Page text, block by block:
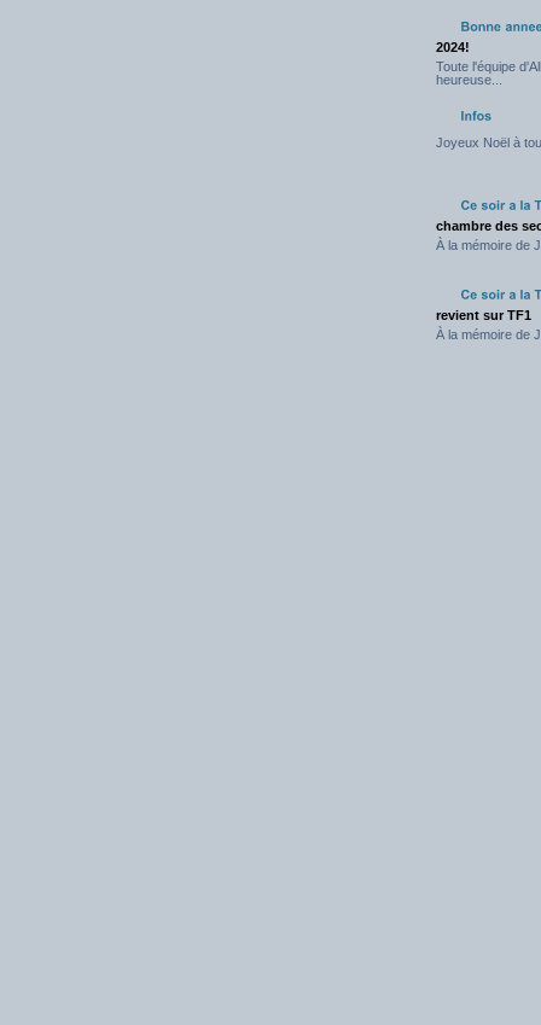
2024!
Toute l'équipe
heureuse...
Joyeux Noël à
chambre des
À la mémoire de
revient sur TF1
À la mémoire de